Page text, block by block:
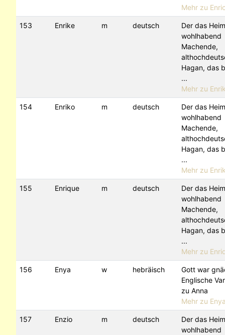
Mehr zu
153 Enrike m deutsch
Der das
wohlhabend
Machende,
Hagan, das
...
Mehr zu
154 Enriko m deutsch
Der das
wohlhabend
Machende,
Hagan, das
...
Mehr zu
155 Enrique m deutsch
Der das
wohlhabend
Machende,
Hagan, das
...
Mehr zu
156 Enya w hebräisch
Gott war
Englische
zu Anna
Mehr zu
157 Enzio m deutsch
Der das
wohlhabend